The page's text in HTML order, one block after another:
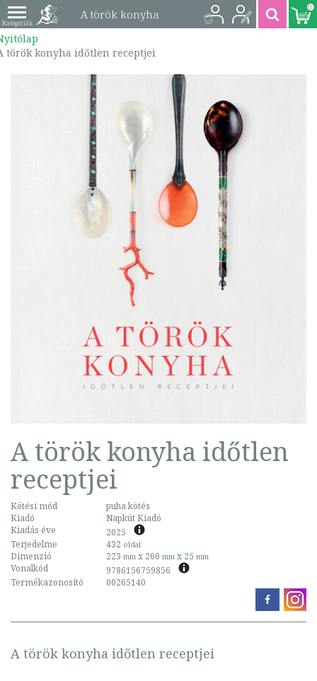
A török konyha
9786156759856
0
török konyha időtlen receptjei
A török konyha időtlen
receptjei
Kötési mód
puha kötés
Kiadó
Napkút Kiadó
Kiadás éve
2025
Terjedelme
432 oldal
Dimenzió 223 mm x 260 mm x 25 mm
Vonalkód
9786156759856
Termékazonosító
00265140
A török konyha időtlen receptjei